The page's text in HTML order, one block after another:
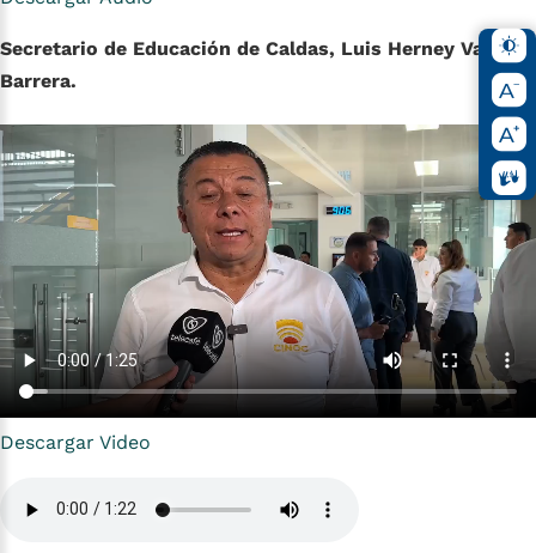
Secretario de Educación de Caldas, Luis Herney Vargas
Barrera.
Descargar Video